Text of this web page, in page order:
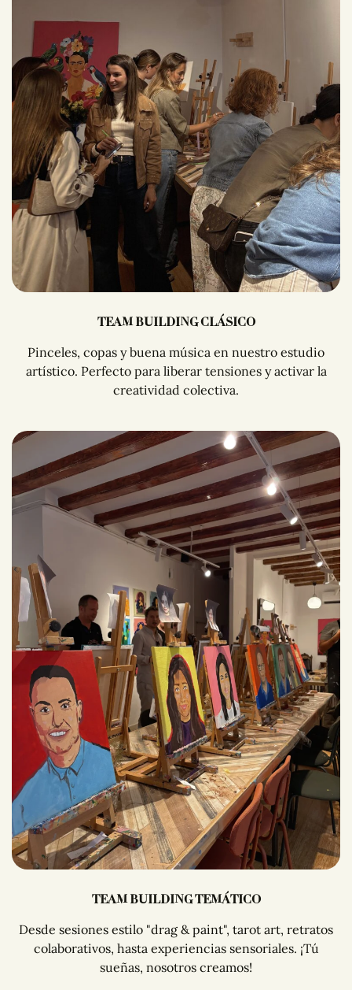
TEAM BUILDING CLÁSICO
Pinceles, copas y buena música en nuestro estudio
artístico. Perfecto para liberar tensiones y activar la
creatividad colectiva.
TEAM BUILDING TEMÁTICO
Desde sesiones estilo "drag & paint", tarot art, retratos
colaborativos, hasta experiencias sensoriales. ¡Tú
sueñas, nosotros creamos!